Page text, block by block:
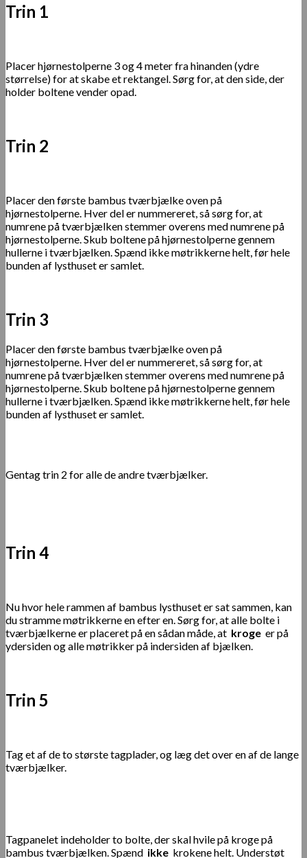
Trin 1
Placer hjørnestolperne 3 og 4 meter fra hinanden (ydre
størrelse) for at skabe et rektangel. Sørg for, at den side, der
holder boltene vender opad.
Trin 2
Placer den første bambus tværbjælke oven på
hjørnestolperne. Hver del er nummereret, så sørg for, at
numrene på tværbjælken stemmer overens med numrene på
hjørnestolperne. Skub boltene på hjørnestolperne gennem
hullerne i tværbjælken. Spænd ikke møtrikkerne helt, før hele
bunden af ​​lysthuset er samlet.
Trin 3
Placer den første bambus tværbjælke oven på
hjørnestolperne. Hver del er nummereret, så sørg for, at
numrene på tværbjælken stemmer overens med numrene på
hjørnestolperne. Skub boltene på hjørnestolperne gennem
hullerne i tværbjælken. Spænd ikke møtrikkerne helt, før hele
bunden af ​​lysthuset er samlet.
Gentag trin 2 for alle de andre tværbjælker.
Trin 4
Nu hvor hele rammen af ​​bambus lysthuset er sat sammen, kan
du stramme møtrikkerne en efter en. Sørg for, at alle bolte i
tværbjælkerne er placeret på en sådan måde, at kroge er på
ydersiden og alle møtrikker på indersiden af ​​bjælken.
Trin 5
Tag et af de to største tagplader, og læg det over en af ​​de lange
tværbjælker.
Tagpanelet indeholder to bolte, der skal hvile på kroge på
bambus tværbjælken. Spænd ikke krokene helt. Understøt